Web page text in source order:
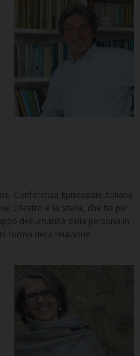
Conferenza Episcopale Italiana
L’Aratro e la Stella, che ha per
dell’umanità della persona in
forma della relazione